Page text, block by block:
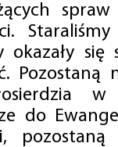
okazały
Pozostaną
do